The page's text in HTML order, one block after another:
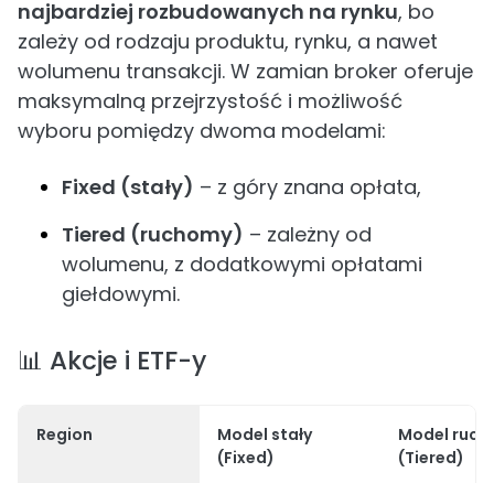
najbardziej rozbudowanych na rynku, bo
zależy od rodzaju produktu, rynku, a nawet
wolumenu transakcji. W zamian broker oferuje
maksymalną przejrzystość i możliwość
wyboru pomiędzy dwoma modelami:
Fixed (stały) – z góry znana opłata,
Tiered (ruchomy) – zależny od
wolumenu, z dodatkowymi opłatami
giełdowymi.
📊 Akcje i ETF-y
Region
Model stały
(Fixed)
Model
(Tiered)